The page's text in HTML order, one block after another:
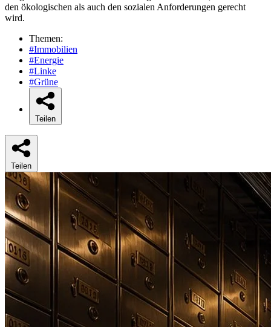
den ökologischen als auch den sozialen Anforderungen gerecht
wird.
Themen:
#Immobilien
#Energie
#Linke
#Grüne
Teilen
Teilen